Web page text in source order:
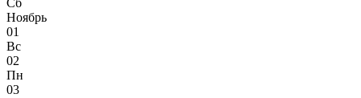
Сб
Ноябрь
01
Вс
02
Пн
03